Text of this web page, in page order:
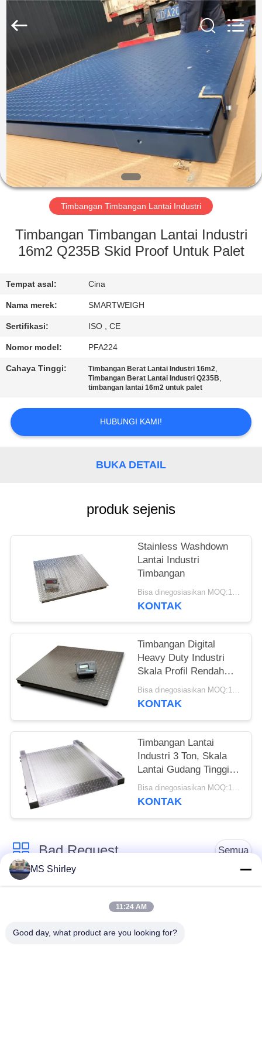
PRODUK
TENTANG
TUR
PABRIK
KONTROL
HUBUNGI
KAMI
PENAWARAN
SITEMAP
CO.,LTD.
Timbangan Timbangan Lantai Industri
Timbangan Timbangan Lantai Industri
16m2 Q235B Skid Proof Untuk Palet
Tempat asal: Cina
Nama merek: SMARTWEIGH
Sertifikasi: ISO , CE
Nomor model: PFA224
Cahaya Tinggi: Timbangan Berat Lantai Industri 16m2,
Timbangan Berat Lantai Industri Q235B,
timbangan lantai 16m2 untuk palet
HUBUNGI KAMI!
BUKA DETAIL
produk sejenis
Stainless Washdown
Lantai Industri
Timbangan
Bisa dinegosiasikan MOQ:1 Set
KONTAK
Timbangan Digital
Heavy Duty Industri
Skala Profil Rendah
Pallet Baja Karbon
Q235B
Bisa dinegosiasikan MOQ:1 Set
KONTAK
Timbangan Lantai
Industri 3 Ton, Skala
Lantai Gudang Tinggi
Platform 65mm
Bisa dinegosiasikan MOQ:10 set
KONTAK
Bad Request Semua
Jembatan Timbang
Jembatan Timbang
Truk
Timbangan
MS Shirley
11:24 AM
Good day, what product are you looking for?